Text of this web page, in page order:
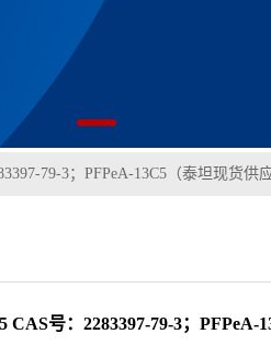
79-3；PFPeA-13C5（泰坦现货供应
号：2283397-79-3；PFPeA-